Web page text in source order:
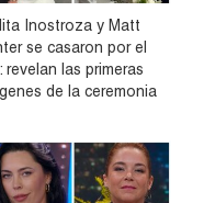
Inostroza y Matt
se casaron por el
revelan las primeras
de la ceremonia